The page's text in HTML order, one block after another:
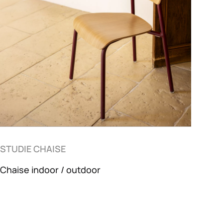
STUDIE CHAISE
Chaise indoor / outdoor